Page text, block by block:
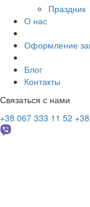
Праздник
О нас
Оформление
Блог
Контакты
Связаться с нами
+38 067 333 11 52